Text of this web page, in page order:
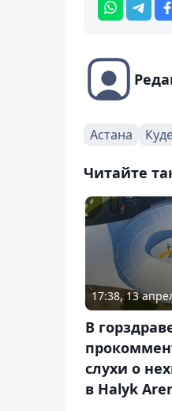
Астана
Читайте
17:38, 13
В
слухи о
в Halyk